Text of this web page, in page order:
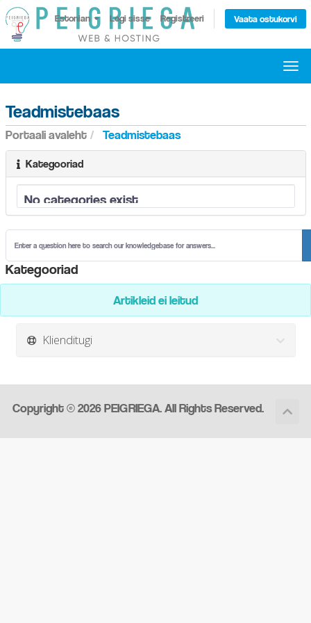
Estonian Logi sisse Registreeri Vaata ostukorvi
Teadmistebaas
Portaali avaleht Teadmistebaas
Kategooriad
Kategooriad
Artikleid ei leitud
Klienditugi
Copyright © 2026 PEIGRIEGA. All Rights Reserved.